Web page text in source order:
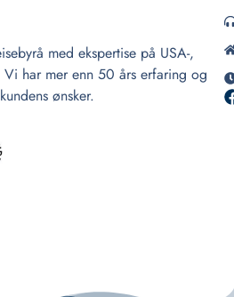
med ekspertise på USA-,
har mer enn 50 års erfaring og
ønsker.